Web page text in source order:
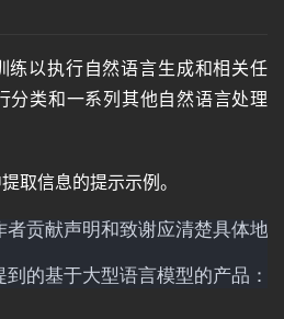
练以执行自然语言生成和相关任
分类和一系列其他自然语言处理
取信息的提示示例。
者贡献声明和致谢应清楚具体
的基于大型语言模型的产品：